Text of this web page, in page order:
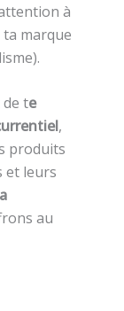
à
marque
te
,
produits
et leurs
au